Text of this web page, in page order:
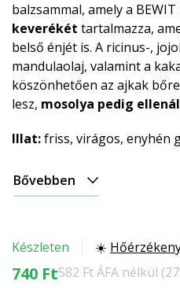
balzsammal, amely a BEWIT
keverékét tartalmazza,
belső énjét is. A ricinus-,
mandulaolaj, valamint a
köszönhetően az ajkak
lesz, mosolya pedig
Illat:friss, virágos, enyhén
Bővebben
Készleten ☀️
740 Ft582 Ft ÁFA nélkül